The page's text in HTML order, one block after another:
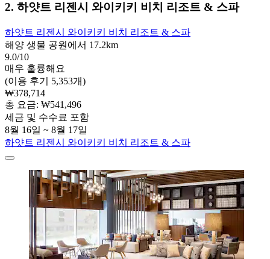
2. 하얏트 리젠시 와이키키 비치 리조트 & 스파
하얏트 리젠시 와이키키 비치 리조트 & 스파
해양 생물 공원에서 17.2km
9.0/10
매우 훌륭해요
(이용 후기 5,353개)
₩378,714
총 요금: ₩541,496
세금 및 수수료 포함
8월 16일 ~ 8월 17일
하얏트 리젠시 와이키키 비치 리조트 & 스파